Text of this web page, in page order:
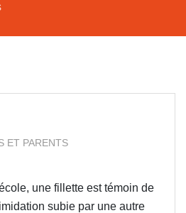
ET PARENTS
une fillette est témoin de
subie par une autre